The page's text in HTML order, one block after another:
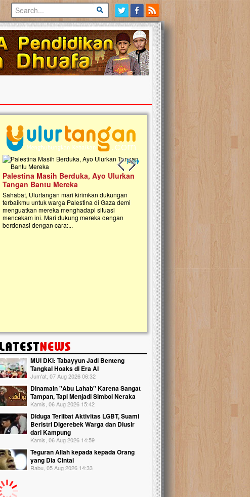
Previous slide
Next slide
Palestina Masih Berduka, Ayo Ulurkan
Tangan Bantu Mereka
Sahabat, Ulurtangan mari kirimkan dukungan
terbaikmu untuk warga Palestina di Gaza demi
menguatkan mereka menghadapi situasi
mencekam ini. Mari dukung mereka dengan
berdonasi dengan cara:...
Open Donasi Wakaf
Rumah Qur'an & TK Islam
Najjah di Jonggol
Saat ini, Ulurtangan bersama Yayasan
Najjahtul Islam Jonggol sedang merintis
pembangunan Rumah Qur’an dan
kanak Islam Terpadu (TKIT) An Najjah
Gedung Majelis Taklim di Jonggol,...
MUI DKI: Tabayyun Jadi Benteng
Tangkal Hoaks di Era AI
Jum'at, 07 Aug 2026 06:32
Dinamain ''Abu Lahab'' Karena Sangat
Tampan, Tapi Menjadi Simbol Neraka
Kamis, 06 Aug 2026 15:42
Diduga Terlibat Aktivitas LGBT, Suami
Beristri Digerebek Warga dan Diusir
dari Kampung
Kamis, 06 Aug 2026 14:59
Teguran Allah kepada kepada Orang
yang Dia Cintai
Rabu, 05 Aug 2026 14:33